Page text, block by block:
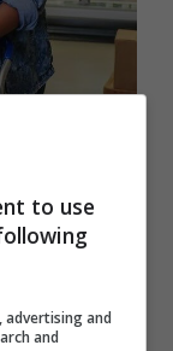
da bagno
sostanze
to use
advertising and
and